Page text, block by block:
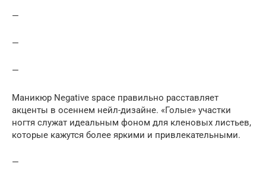
—
—
—
Маникюр Negative space правильно расставляет
акценты в осеннем нейл-дизайне. «Голые» участки
ногтя служат идеальным фоном для кленовых листьев,
которые кажутся более яркими и привлекательными.
—